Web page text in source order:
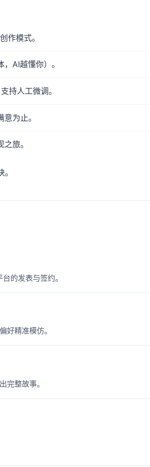
作模式。
AI越懂你）。
持人工微调。
为止。
旅。
的发表与签约。
好精准模仿。
完整故事。